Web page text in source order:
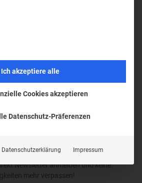
Newsletter
Newsletter anmelden und keine
mehr verpassen!
Ich akzeptiere alle
Cookies akzeptieren
Datenschutz-Präferenzen
Datenschutzerklärung Impressum